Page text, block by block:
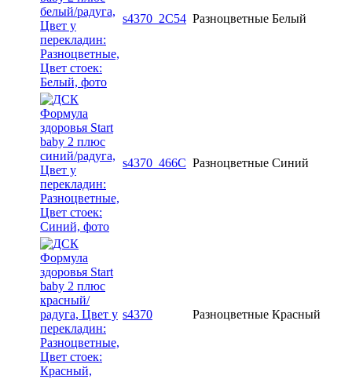
s4370_2C54 Разноцветные Белый
s4370_466C Разноцветные Синий
s4370 Разноцветные Красный